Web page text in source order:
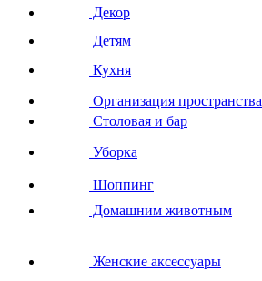
Декор
Детям
Кухня
Организация пространства
Столовая и бар
Уборка
Шоппинг
Домашним животным
Женские аксессуары